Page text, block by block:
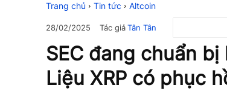
Trang chủ Tin tức Altcoin
28/02/2025 Tác giảTân Tân
SEC đang chuẩn
Liệu XRP có phục